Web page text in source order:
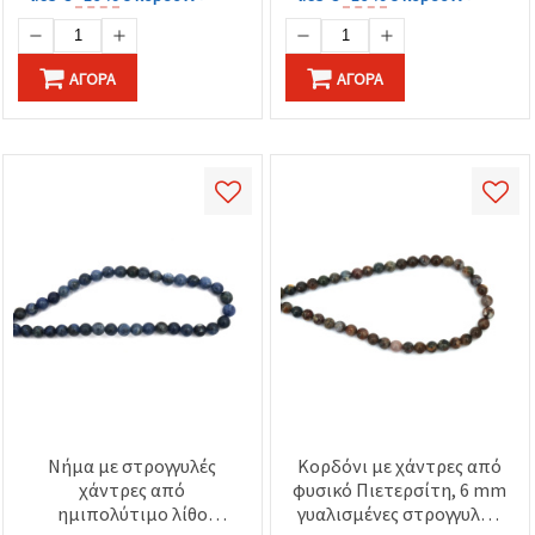
ΑΓΟΡΆ ΑΓΟΡΆ
Νήμα με στρογγυλές
χάντρες από
ημιπολύτιμο λίθο
Κορδόνι με χάντρες από
φυσικό Πιετερσίτη, 6 mm
γυαλισμένες στρογγυλές,